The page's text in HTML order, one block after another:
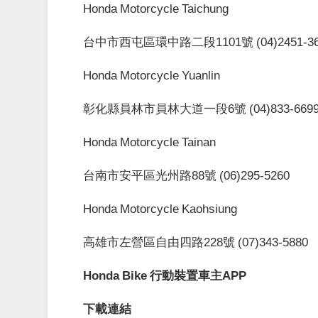
Honda Motorcycle Taichung
台中市西屯區環中路二段1101號 (04)2451-
Honda Motorcycle Yuanlin
彰化縣員林市員林大道一段6號 (04)833-
Honda Motorcycle Tainan
台南市安平區光州路88號 (06)295-5260
Honda Motorcycle Kaohsiung
高雄市左營區自由四路228號 (07)343-5880
Honda Bike行動裝置車主APP
下載連結